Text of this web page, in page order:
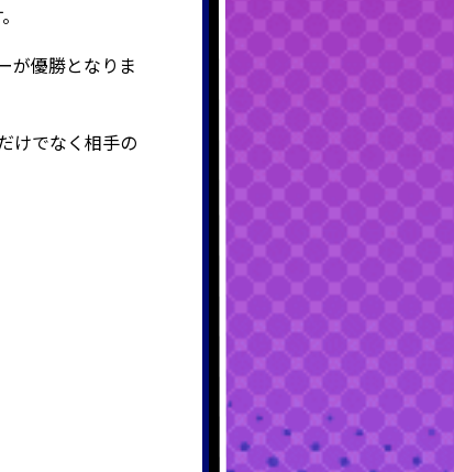
が優勝となりま
けでなく相手の